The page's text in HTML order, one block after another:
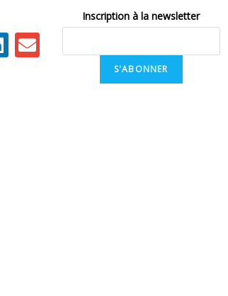
Inscription à la newsletter
S'ABONNER